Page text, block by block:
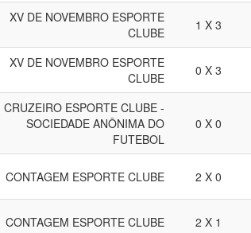
XV DE NOVEMBRO ESPORTE
CLUBE
1 X 3
XV DE NOVEMBRO ESPORTE
CLUBE
0 X 3
CRUZEIRO ESPORTE CLUBE -
SOCIEDADE ANÔNIMA DO
FUTEBOL
0 X 0
CONTAGEM ESPORTE CLUBE 2 X 0
CONTAGEM ESPORTE CLUBE 2 X 1